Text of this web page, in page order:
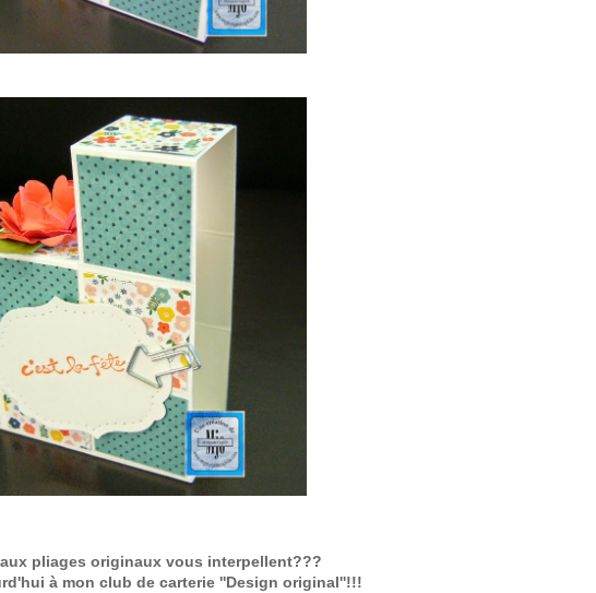
pliages originaux vous interpellent???
à mon club de carterie ''Design original''!!!